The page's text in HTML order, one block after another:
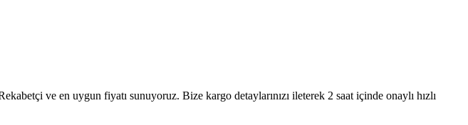
ve en uygun fiyatı sunuyoruz. Bize kargo detaylarınızı ileterek 2 saat içinde onaylı hızlı